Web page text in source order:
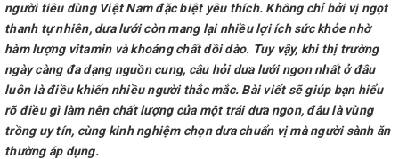
người tiêu dùng Việt Nam đặc biệt yêu thích. Không chỉ bởi vị ngọt
thanh tự nhiên, dưa lưới còn mang lại nhiều lợi ích sức khỏe nhờ
hàm lượng vitamin và khoáng chất dồi dào. Tuy vậy, khi thị trường
ngày càng đa dạng nguồn cung, câu hỏi dưa lưới ngon nhất ở đâu
luôn là điều khiến nhiều người thắc mắc. Bài viết sẽ giúp bạn hiểu
rõ điều gì làm nên chất lượng của một trái dưa ngon, đâu là vùng
trồng uy tín, cùng kinh nghiệm chọn dưa chuẩn vị mà người sành ăn
thường áp dụng.